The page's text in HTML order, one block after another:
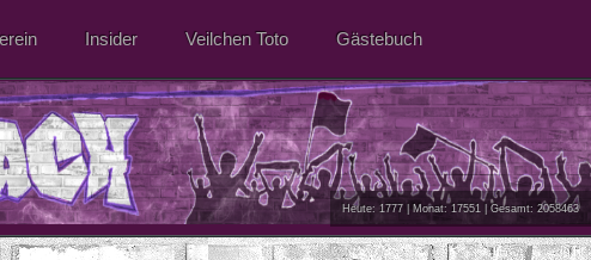
Insider Veilchen Toto Gästebuch
Heute: 1777 | Monat: 17551 | Gesamt: 2058463